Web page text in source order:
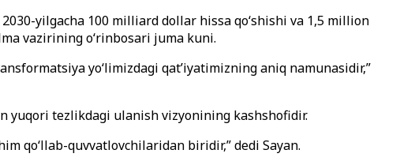
yilgacha 100 milliard dollar hissa qo‘shishi va 1,5 million
vazirining o‘rinbosari juma kuni.
yo‘limizdagi qat’iyatimizning aniq namunasidir,”
yuqori tezlikdagi ulanish vizyonining kashshofidir.
qo‘llab-quvvatlovchilaridan biridir,” dedi Sayan.